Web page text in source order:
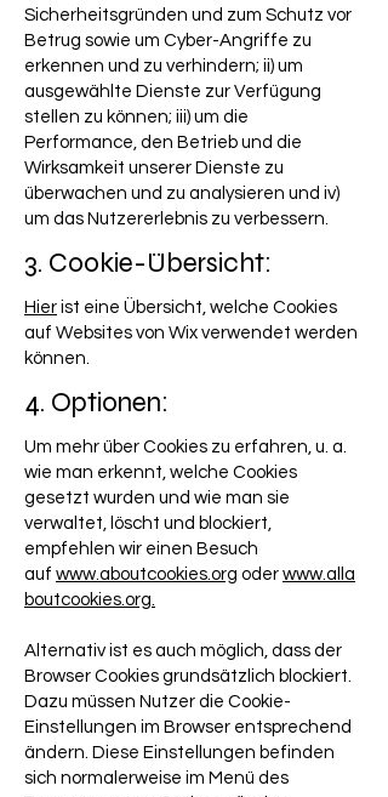
Sicherheitsgründen und zum Schutz vor
Betrug sowie um Cyber-Angriffe zu
erkennen und zu verhindern; ii) um
ausgewählte Dienste zur Verfügung
stellen zu können; iii) um die
Performance, den Betrieb und die
Wirksamkeit unserer Dienste zu
überwachen und zu analysieren und iv)
um das Nutzererlebnis zu verbessern.
3. Cookie-Übersicht:
Hier ist eine Übersicht, welche Cookies
auf Websites von Wix verwendet werden
können.
4. Optionen:
Um mehr über Cookies zu erfahren, u. a.
wie man erkennt, welche Cookies
gesetzt wurden und wie man sie
verwaltet, löscht und blockiert,
empfehlen wir einen Besuch
auf www.aboutcookies.org oder www.alla
boutcookies.org.
Alternativ ist es auch möglich, dass der
Browser Cookies grundsätzlich blockiert.
Dazu müssen Nutzer die Cookie-
Einstellungen im Browser entsprechend
ändern. Diese Einstellungen befinden
sich normalerweise im Menü des